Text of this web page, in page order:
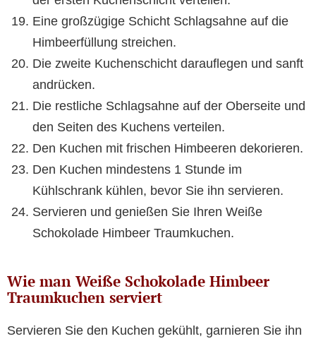
Eine großzügige Schicht Schlagsahne auf die
Himbeerfüllung streichen.
Die zweite Kuchenschicht darauflegen und sanft
andrücken.
Die restliche Schlagsahne auf der Oberseite und
den Seiten des Kuchens verteilen.
Den Kuchen mit frischen Himbeeren dekorieren.
Den Kuchen mindestens 1 Stunde im
Kühlschrank kühlen, bevor Sie ihn servieren.
Servieren und genießen Sie Ihren Weiße
Schokolade Himbeer Traumkuchen.
Wie man Weiße Schokolade Himbeer
Traumkuchen serviert
Servieren Sie den Kuchen gekühlt, garnieren Sie ihn